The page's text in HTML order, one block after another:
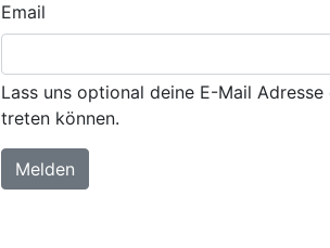
Email
Lass uns optional deine E-Mail
treten können.
Melden